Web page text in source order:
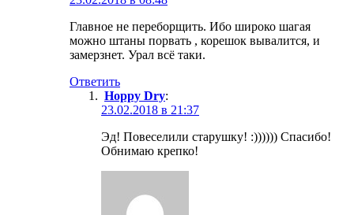
Главное не переборщить. Ибо широко шагая
можно штаны порвать , корешок вывалится, и
замерзнет. Урал всё таки.
Ответить
Hoppy Dry:
23.02.2018 в 21:37
Эд! Повеселили старушку! :)))))) Спасибо!
Обнимаю крепко!